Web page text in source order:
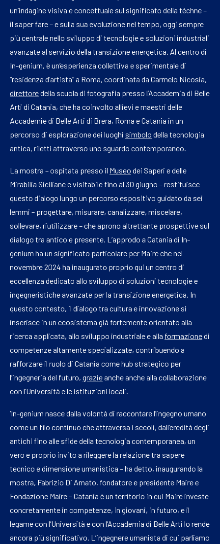
un’indagine visiva e concettuale sul significato della téchne –
il saper fare – e sulla sua evoluzione nel tempo, oggi sempre
più centrale nello sviluppo di tecnologie e soluzioni industriali
avanzate al servizio della transizione energetica. Al centro di
In-genium, è un’esperienza collettiva e sperimentale di
“residenza d’artista” a Roma, coordinata da Carmelo Nicosia,
direttoredella scuola di fotografia presso l’Accademia di Belle
Arti di Catania, che ha coinvolto allievi e maestri delle
Accademie di Belle Arti di Brera, Roma e Catania in un
percorso di esplorazione dei luoghi simbolo della tecnologia
antica, riletti attraverso uno sguardo contemporaneo.
La mostra – ospitata presso il Museo dei Saperi e delle
Mirabilia Siciliane e visitabile fino al 30 giugno – restituisce
questo dialogo lungo un percorso espositivo guidato da sei
lemmi – progettare, misurare, canalizzare, miscelare,
sollevare, riutilizzare – che aprono altrettante prospettive sul
dialogo tra antico e presente. L’approdo a Catania di In-
genium ha un significato particolare per Maire che nel
novembre 2024 ha inaugurato proprio qui un centro di
eccellenza dedicato allo sviluppo di soluzioni tecnologie e
ingegneristiche avanzate per la transizione energetica. In
questo contesto, il dialogo tra cultura e innovazione si
inserisce in un ecosistema già fortemente orientato alla
ricerca applicata, allo sviluppo industriale e alla formazionedi
competenze altamente specializzate, contribuendo a
rafforzare il ruolo di Catania come hub strategico per
l’ingegneria del futuro, grazieanche anche alla collaborazione
con l’Università e le istituzioni locali.
‘In-genium nasce dalla volontà di raccontare l’ingegno umano
come un filo continuo che attraversa i secoli, dall’eredità degli
antichi fino alle sfide della tecnologia contemporanea, un
vero e proprio invito a rileggere la relazione tra sapere
tecnico e dimensione umanistica – ha detto, inaugurando la
mostra, Fabrizio Di Amato, fondatore e presidente Maire e
Fondazione Maire – Catania è un territorio in cui Maire investe
concretamente in competenze, in giovani, in futuro, e il
legame con l’Università e con l’Accademia di Belle Arti lo rende
ancora più significativo. L’ingegnere umanista di cui parliamo